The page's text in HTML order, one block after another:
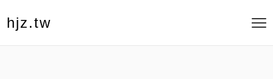
hjz.tw